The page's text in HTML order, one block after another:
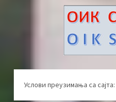
Услови преузимања са сајта: